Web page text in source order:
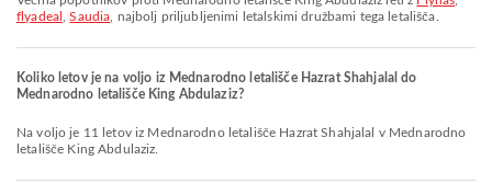
flyadeal
,Saudia , najbolj priljubljenimi letalskimi družbami tega letališča.
Koliko letov je na voljo iz Mednarodno letališče Hazrat Shahjalal do
Mednarodno letališče King Abdulaziz?
Na voljo je 11 letov iz Mednarodno letališče Hazrat Shahjalal v Mednarodno
letališče King Abdulaziz.